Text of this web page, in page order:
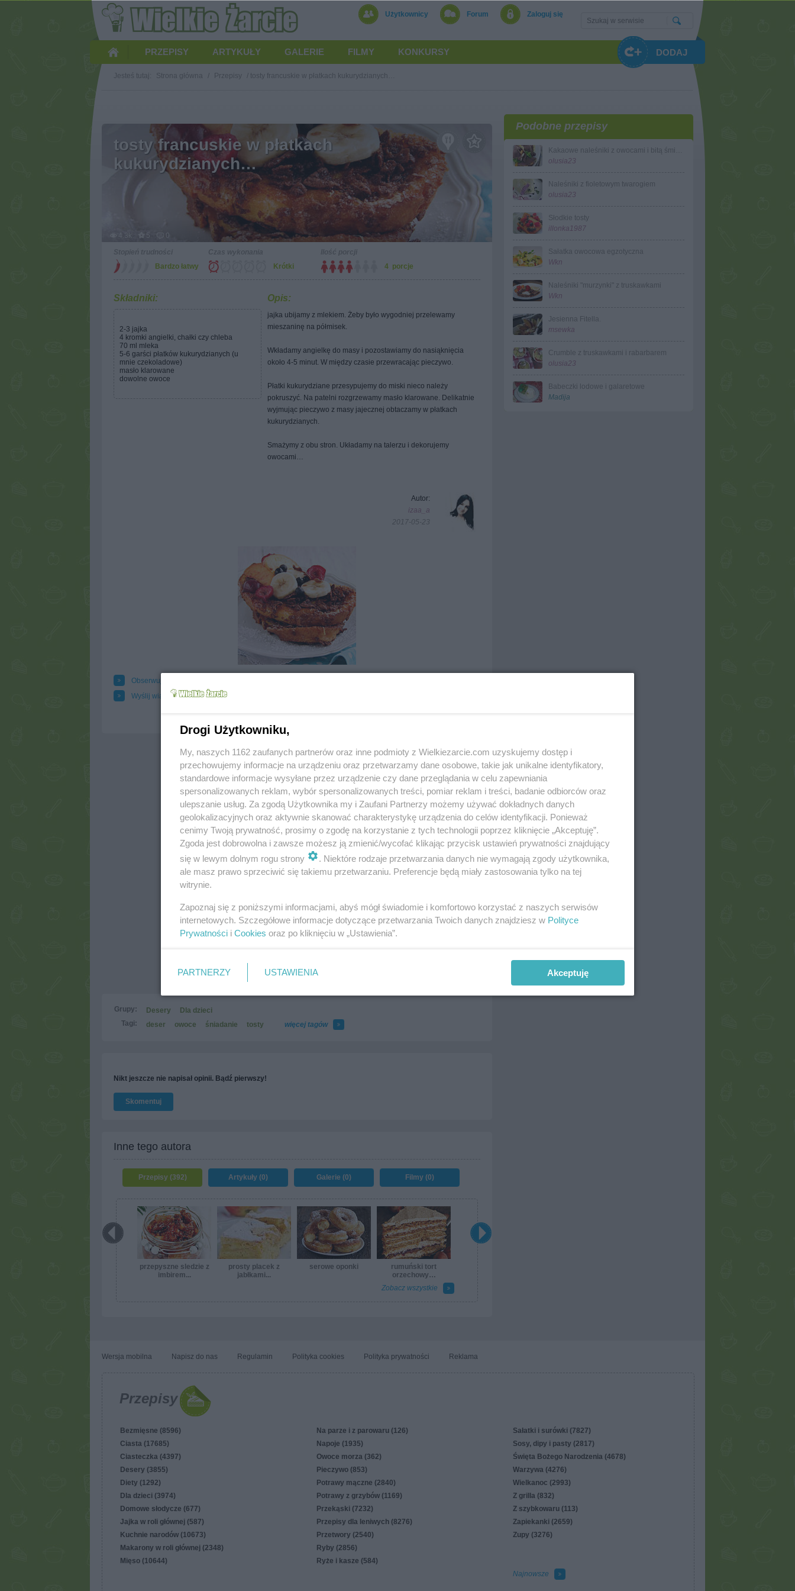
Użytkownicy Forum Zaloguj się
PRZEPISY ARTYKUŁY GALERIE FILMY KONKURSY DODAJ
Jesteś tutaj: Strona główna / Przepisy / tosty francuskie w płatkach kukurydzianych…
tosty francuskie w płatkach
kukurydzianych…
4.3k 5
0
Bardzo łatwy
Krótki
4 porcje
Składniki:
2-3 jajka
4 kromki angielki, chałki czy chleba
70 ml mleka
5-6 garści płatków kukurydzianych (u
mnie czekoladowe)
masło klarowane
dowolne owoce
Opis:
jajka ubijamy z mlekiem. Żeby było wygodniej przelewamy
mieszaninę na półmisek.
Wkładamy angielkę do masy i pozostawiamy do nasiąknięcia
około 4-5 minut. W między czasie przewracając pieczywo.
Płatki kukurydziane przesypujemy do miski nieco należy
pokruszyć. Na patelni rozgrzewamy masło klarowane. Delikatnie
wyjmując pieczywo z masy jajecznej obtaczamy w płatkach
kukurydzianych.
Smażymy z obu stron. Układamy na talerzu i dekorujemy
owocami…
Autor:
izaa_a
2017-05-23
Obserwuj autora
Wyślij wiadomość autorowi
Grupy: Desery
Dla dzieci
Tagi:
deser owoce śniadanie tosty więcej tagów
Nikt jeszcze nie napisał opinii. Bądź pierwszy!
Skomentuj
Inne tego autora
Przepisy (392) Artykuły (0) Galerie (0) Filmy (0)
przepyszne sledzie z
imbirem...
prosty placek z
jabłkami...
serowe oponki
rumuński tort
orzechowy…
Zobacz wszystkie
Podobne przepisy
olusia23
Naleśniki z fioletowym twarogiem
olusia23
Słodkie tosty
illonka1987
Sałatka owocowa egzotyczna
Wkn
Naleśniki "murzynki" z truskawkami
Wkn
Jesienna Fitella.
msewka
Crumble z truskawkami i rabarbarem
olusia23
Babeczki lodowe i galaretowe
Madija
Wersja mobilna Napisz do nas Regulamin Polityka cookies Polityka prywatności Reklama
Przepisy
Bezmięsne (8596)
Ciasta (17685)
Ciasteczka (4397)
Desery (3855)
Diety (1292)
Dla dzieci (3974)
Domowe słodycze (677)
Jajka w roli głównej (587)
Kuchnie narodów (10673)
Makarony w roli głównej (2348)
Mięso (10644)
Na parze i z parowaru (126)
Napoje (1935)
Owoce morza (362)
Pieczywo (853)
Potrawy mączne (2840)
Potrawy z grzybów (1169)
Przekąski (7232)
Przepisy dla leniwych (8276)
Przetwory (2540)
Ryby (2856)
Ryże i kasze (584)
Sałatki i surówki (7827)
Sosy, dipy i pasty (2817)
Święta Bożego Narodzenia (4678)
Warzywa (4276)
Wielkanoc (2993)
Z grilla (832)
Z szybkowaru (113)
Zapiekanki (2659)
Zupy (3276)
Najnowsze
Drogi Użytkowniku,
My, naszych 1162 zaufanych partnerów oraz inne podmioty z Wielkiezarcie.com uzyskujemy dostęp i
przechowujemy informacje na urządzeniu oraz przetwarzamy dane osobowe, takie jak unikalne identyfikatory,
standardowe informacje wysyłane przez urządzenie czy dane przeglądania w celu zapewniania
spersonalizowanych reklam, wybór spersonalizowanych treści, pomiar reklam i treści, badanie odbiorców oraz
ulepszanie usług. Za zgodą Użytkownika my i Zaufani Partnerzy możemy używać dokładnych danych
geolokalizacyjnych oraz aktywnie skanować charakterystykę urządzenia do celów identyfikacji. Ponieważ
cenimy Twoją prywatność, prosimy o zgodę na korzystanie z tych technologii poprzez kliknięcie „Akceptuję”.
Zgoda jest dobrowolna i zawsze możesz ją zmienić/wycofać klikając przycisk ustawień prywatności znajdujący
się w lewym dolnym rogu strony
. Niektóre rodzaje przetwarzania danych nie wymagają zgody użytkownika,
ale masz prawo sprzeciwić się takiemu przetwarzaniu. Preferencje będą miały zastosowania tylko na tej
witrynie.
Zapoznaj się z poniższymi informacjami, abyś mógł świadomie i komfortowo korzystać z naszych serwisów
internetowych. Szczegółowe informacje dotyczące przetwarzania Twoich danych znajdziesz w Polityce
Prywatności i Cookies oraz po kliknięciu w „Ustawienia”.
PARTNERZY USTAWIENIA Akceptuję